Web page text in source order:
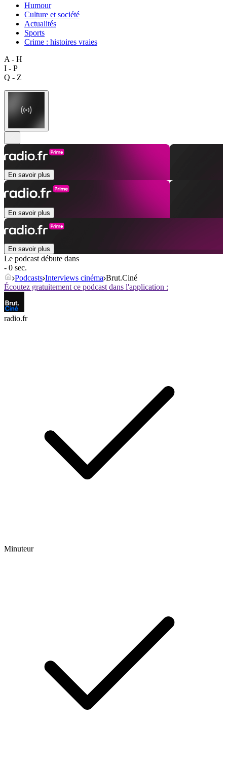
Humour
Culture et société
Actualités
Sports
Crime : histoires vraies
A - H
I - P
Q - Z
En savoir plus
En savoir plus
En savoir plus
Le podcast débute dans
- 0 sec.
Podcasts Interviews cinéma Brut.Ciné
Écoutez gratuitement ce podcast dans l'application :
radio.fr
Minuteur